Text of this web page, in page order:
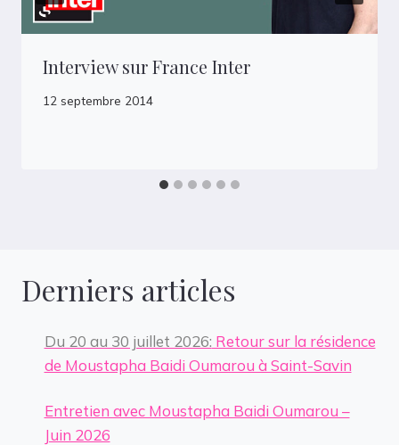
Interview sur France Inter
12 septembre 2014
Derniers articles
Du 20 au 30 juillet 2026: Retour sur la résidence
de Moustapha Baidi Oumarou à Saint-Savin
Entretien avec Moustapha Baidi Oumarou –
Juin 2026